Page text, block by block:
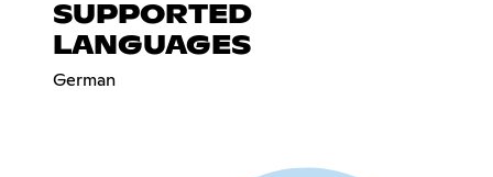
SUPPORTED
LANGUAGES
German